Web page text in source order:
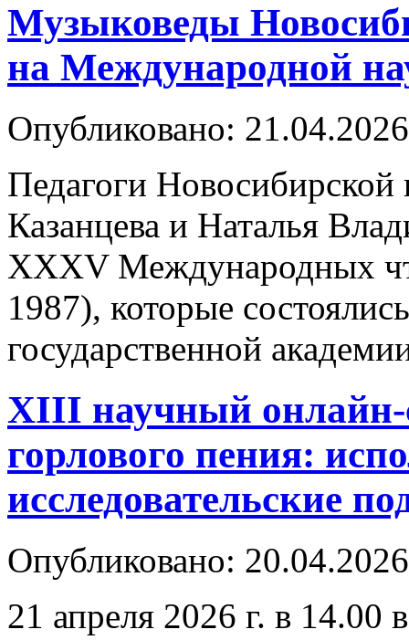
Музыковеды
на Международной
Опубликовано: 21.04.2026
Педагоги Новосибирской
Казанцева и Наталья
XXXV Международных
1987), которые
государственной
XIII научный онлайн-
горлового пения:
исследовательские
Опубликовано: 20.04.2026
21 апреля 2026 г. в 14.00